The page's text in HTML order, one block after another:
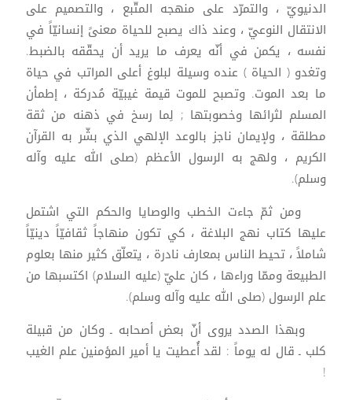
الدنيويّ ، والتمرّد على منهجه المتّبع ، والتصميم على
الانتقال النوعيّ ، وعند ذاك يصبح للحياة معنىً إنسانيّاً في
نفسه ، يكمن في أنّه يعرف ما يريد أن يحقّقه بالضبط.
وتغدو ( الحياة ) عنده وسيلة لبلوغ أعلى المراتب في حياة
ما بعد الموت. وتصبح للموت قيمة غيبيّة مُدركة ، إطمأن
المسلم لثرائها وخصوبتها ; لِما رسخ في ذهنه من ثقة
مطلقة ، ولإيمان ناجز بالوعد الإلهي الذي بشّر به القرآن
الكريم ، ولهج به الرسول الأعظم (صلى الله عليه وآله
وسلم).
ومن ثمّ جاءت الخطب والوصايا والحكم التي اشتمل
عليها كتاب نهج البلاغة ، كي تكون منهاجاً ثقافيّاً دينيّاً
شاملاً ، تحيط الناس بمعارف نادرة ، يتعلّق كثير منها بعلوم
الطبيعة وممّا وراءها ، كان عليّ (عليه السلام) اكتسبها من
علم الرسول (صلى الله عليه وآله وسلم).
وبهذا الصدد يروى أنّ بعض أصحابه ـ وكان من قبيلة
كلب ـ قال له يوماً : لقد أُعطيت يا أمير المؤمنين علم الغيب
!